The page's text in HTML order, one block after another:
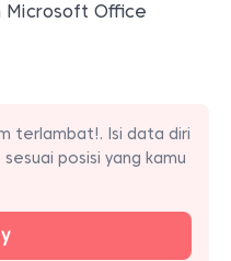
Microsoft Office
terlambat!. Isi data diri
posisi yang kamu